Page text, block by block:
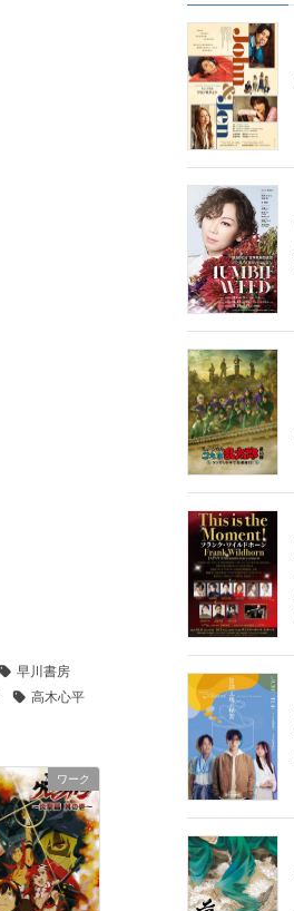
早川書房
高木心平
ワーク